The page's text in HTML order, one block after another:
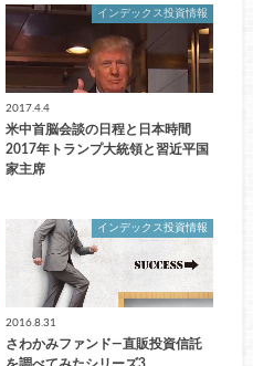
インデックス投資情報
2017.4.4
米中首脳会談の日程と日本時間
2017年トランプ大統領と習近平国
家主席
インデックス投資情報
2016.8.31
さわかみファンド―直販投資信託